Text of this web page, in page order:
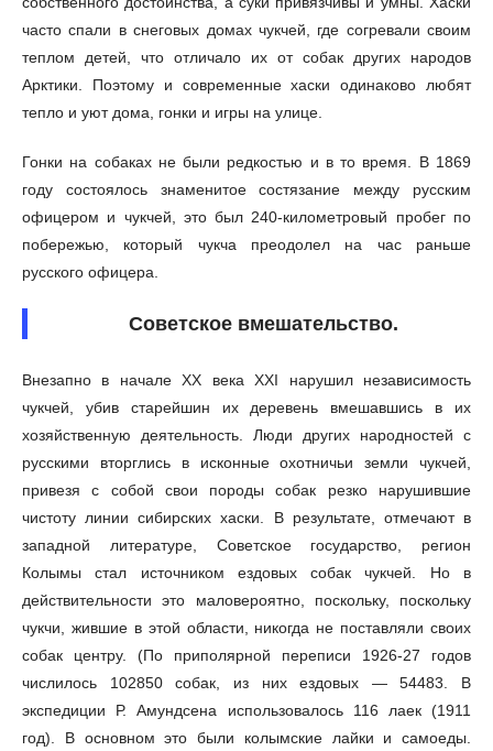
часто спали в снеговых домах чукчей, где согревали своим
теплом детей, что отличало их от собак других народов
Арктики. Поэтому и современные хаски одинаково любят
тепло и уют дома, гонки и игры на улице.
Гонки на собаках не были редкостью и в то время. В 1869
году состоялось знаменитое состязание между русским
офицером и чукчей, это был 240-километровый пробег по
побережью, который чукча преодолел на час раньше
русского офицера.
Советское вмешательство.
Внезапно в начале XX века XXI нарушил независимость
чукчей, убив старейшин их деревень вмешавшись в их
хозяйственную деятельность. Люди других народностей с
русскими вторглись в исконные охотничьи земли чукчей,
привезя с собой свои породы собак резко нарушившие
чистоту линии сибирских хаски. В результате, отмечают в
западной литературе, Советское государство, регион
Колымы стал источником ездовых собак чукчей. Но в
действительности это маловероятно, поскольку, поскольку
чукчи, жившие в этой области, никогда не поставляли своих
собак центру. (По приполярной переписи 1926-27 годов
числилось 102850 собак, из них ездовых — 54483. В
экспедиции Р. Амундсена использовалось 116 лаек (1911
год). В основном это были колымские лайки и самоеды.